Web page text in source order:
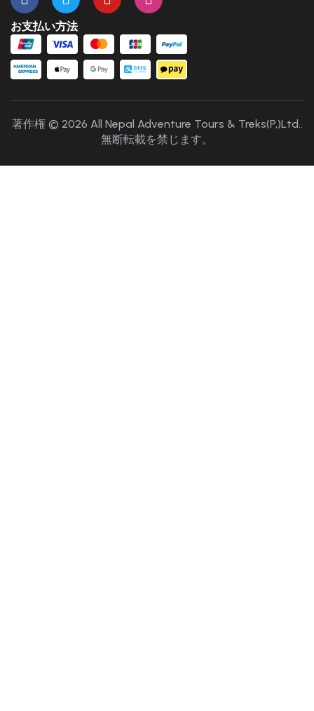
お支払い方法
著作権 © 2026 All Nepal Adventure Tours & Treks(P,)Ltd..
無断転載を禁じます。